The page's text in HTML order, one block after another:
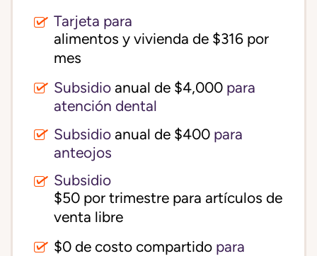
Tarjeta para
alimentos y vivienda de $316 por
mes
Subsidio anual de $4,000 para
atención dental
Subsidio anual de $400 para
anteojos
Subsidio
$50 por trimestre para artículos de
venta libre
$0 de costo compartido para